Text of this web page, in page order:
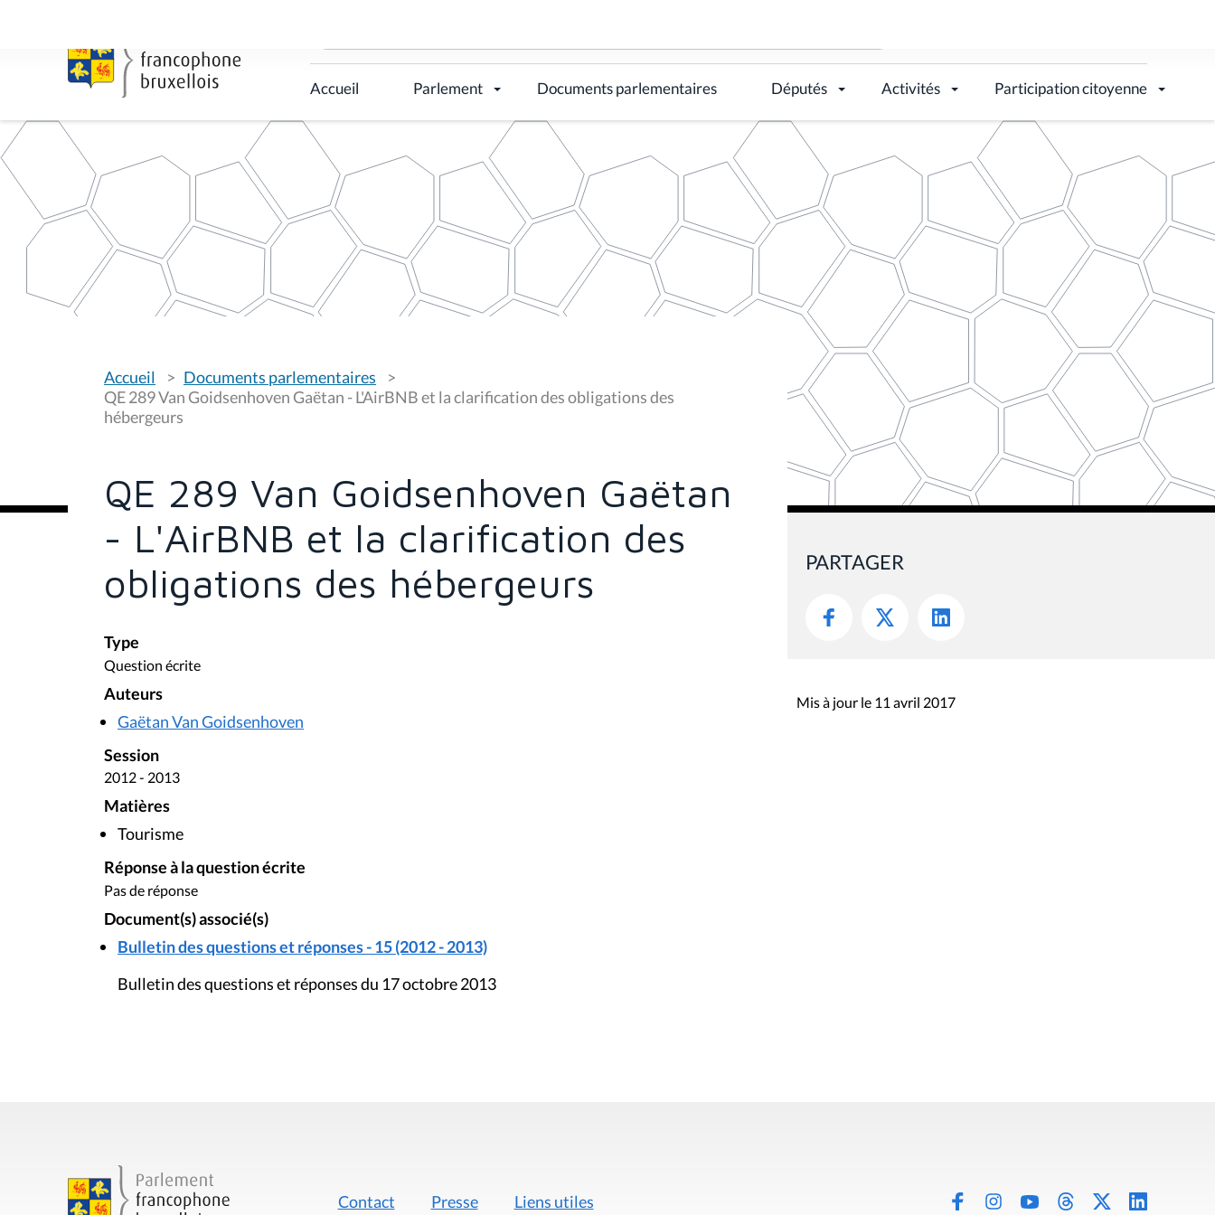
r
c
h
r
p
Accueil Parlement Documents parlementaires Députés Activités Participation citoyenne
o
u
s
ê
c
:
Accueil
Documents parlementaires
QE 289 Van Goidsenhoven Gaëtan - L'AirBNB et la clarification des obligations des
hébergeurs
QE 289 Van Goidsenhoven Gaëtan
- L'AirBNB et la clarification des
obligations des hébergeurs
Type
Question écrite
Auteurs
Gaëtan Van Goidsenhoven
Session
2012 - 2013
Matières
Tourisme
Réponse à la question écrite
Pas de réponse
Document(s) associé(s)
Bulletin des questions et réponses - 15 (2012 - 2013)
Bulletin des questions et réponses du 17 octobre 2013
PARTAGER
Mis à jour le 11 avril 2017
Contact Presse Liens utiles